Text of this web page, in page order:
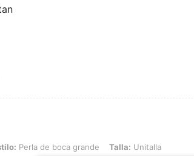
de boca grande, Talla: Unitalla
Perla de boca grande Talla: Unitalla